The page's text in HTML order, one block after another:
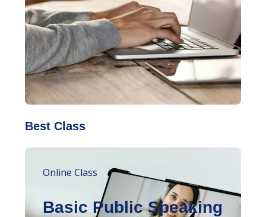
Best Class
Online Class
Basic Public Speaking